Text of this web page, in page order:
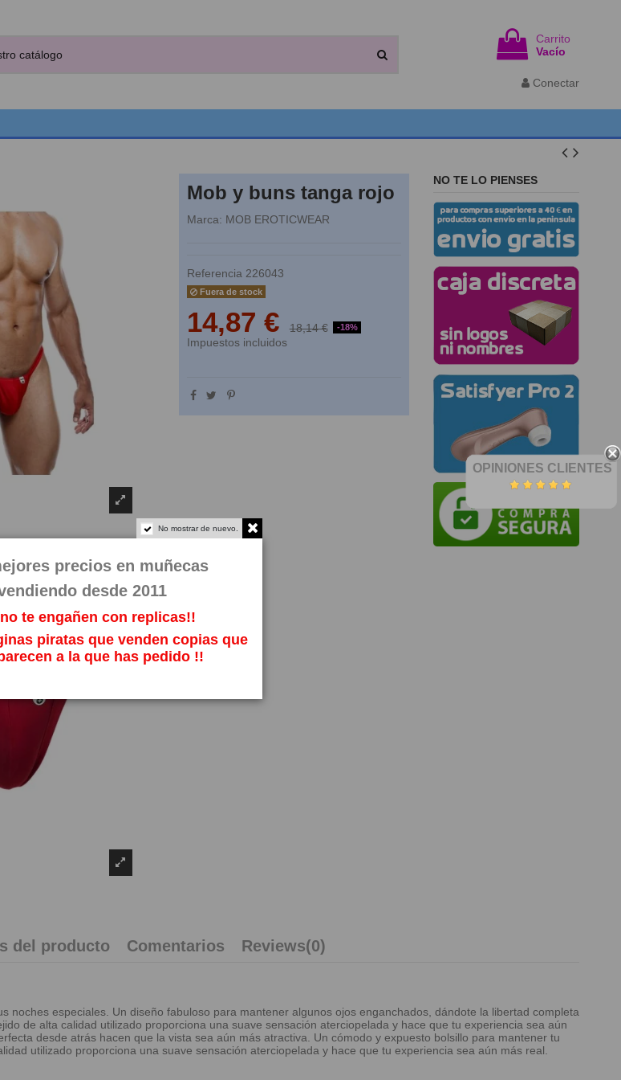
Carrito
Vacío
Conectar
Mob y buns tanga rojo
Marca: MOB EROTICWEAR
Referencia 226043
Fuera de stock
14,87 € 18,14 € -18%
Impuestos incluidos
NO TE LO PIENSES
del producto Comentarios Reviews(0)
especiales. Un diseño fabuloso para mantener algunos ojos enganchados, dándote la libertad completa
de alta calidad utilizado proporciona una suave sensación aterciopelada y hace que tu experiencia sea aún
desde atrás hacen que la vista sea aún más atractiva. Un cómodo y expuesto bolsillo para mantener tu
utilizado proporciona una suave sensación aterciopelada y hace que tu experiencia sea aún más real.
OPINIONES CLIENTES
No mostrar de nuevo.
precios en muñecas
desde 2011
te engañen con replicas!!
piratas que venden copias que
a la que has pedido !!